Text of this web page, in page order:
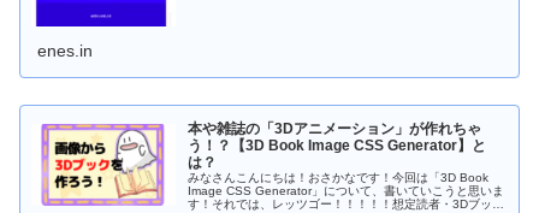
enes.in
本や雑誌の「3Dアニメーション」が作れちゃ
う！？【3D Book Image CSS Generator】と
は？
みなさんこんにちは！おさかなです！今回は「3D Book
Image CSS Generator」について、書いていこうと思いま
す！それでは、レッツゴー！！！！！想定読者・3Dブック